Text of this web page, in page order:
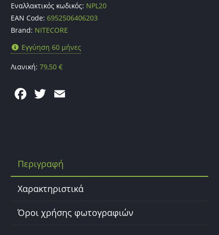
Εναλλακτικός κωδικός: NPL20
EAN Code:6952506406203
Brand: NITECORE
Εγγύηση 60 μήνες
Λιανική:79,50€
F
o
o
T
Περιγραφή
Χαρακτηριστικά
Όροι χρήσης φωτογραφιών